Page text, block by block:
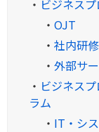
・ ビジネス
・ OJT
・ 社内研修
・ 外部サ
・ ビジネス
ラム
・ IT・シ